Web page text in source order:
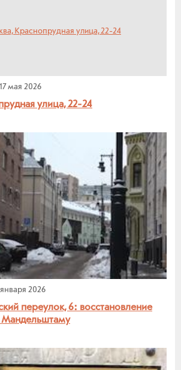
17 мая 2026
улица, 22-24
2026
переулок, 6: восстановление
Мандельштаму